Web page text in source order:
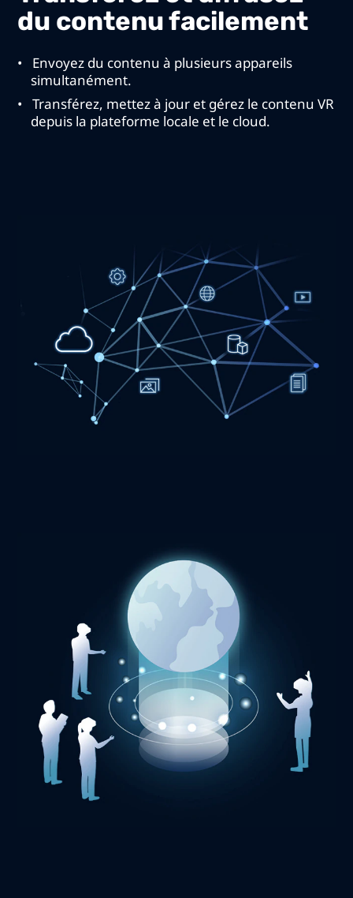
du contenu facilement
Envoyez du contenu à plusieurs appareils
simultanément.
Transférez, mettez à jour et gérez le contenu VR
depuis la plateforme locale et le cloud.